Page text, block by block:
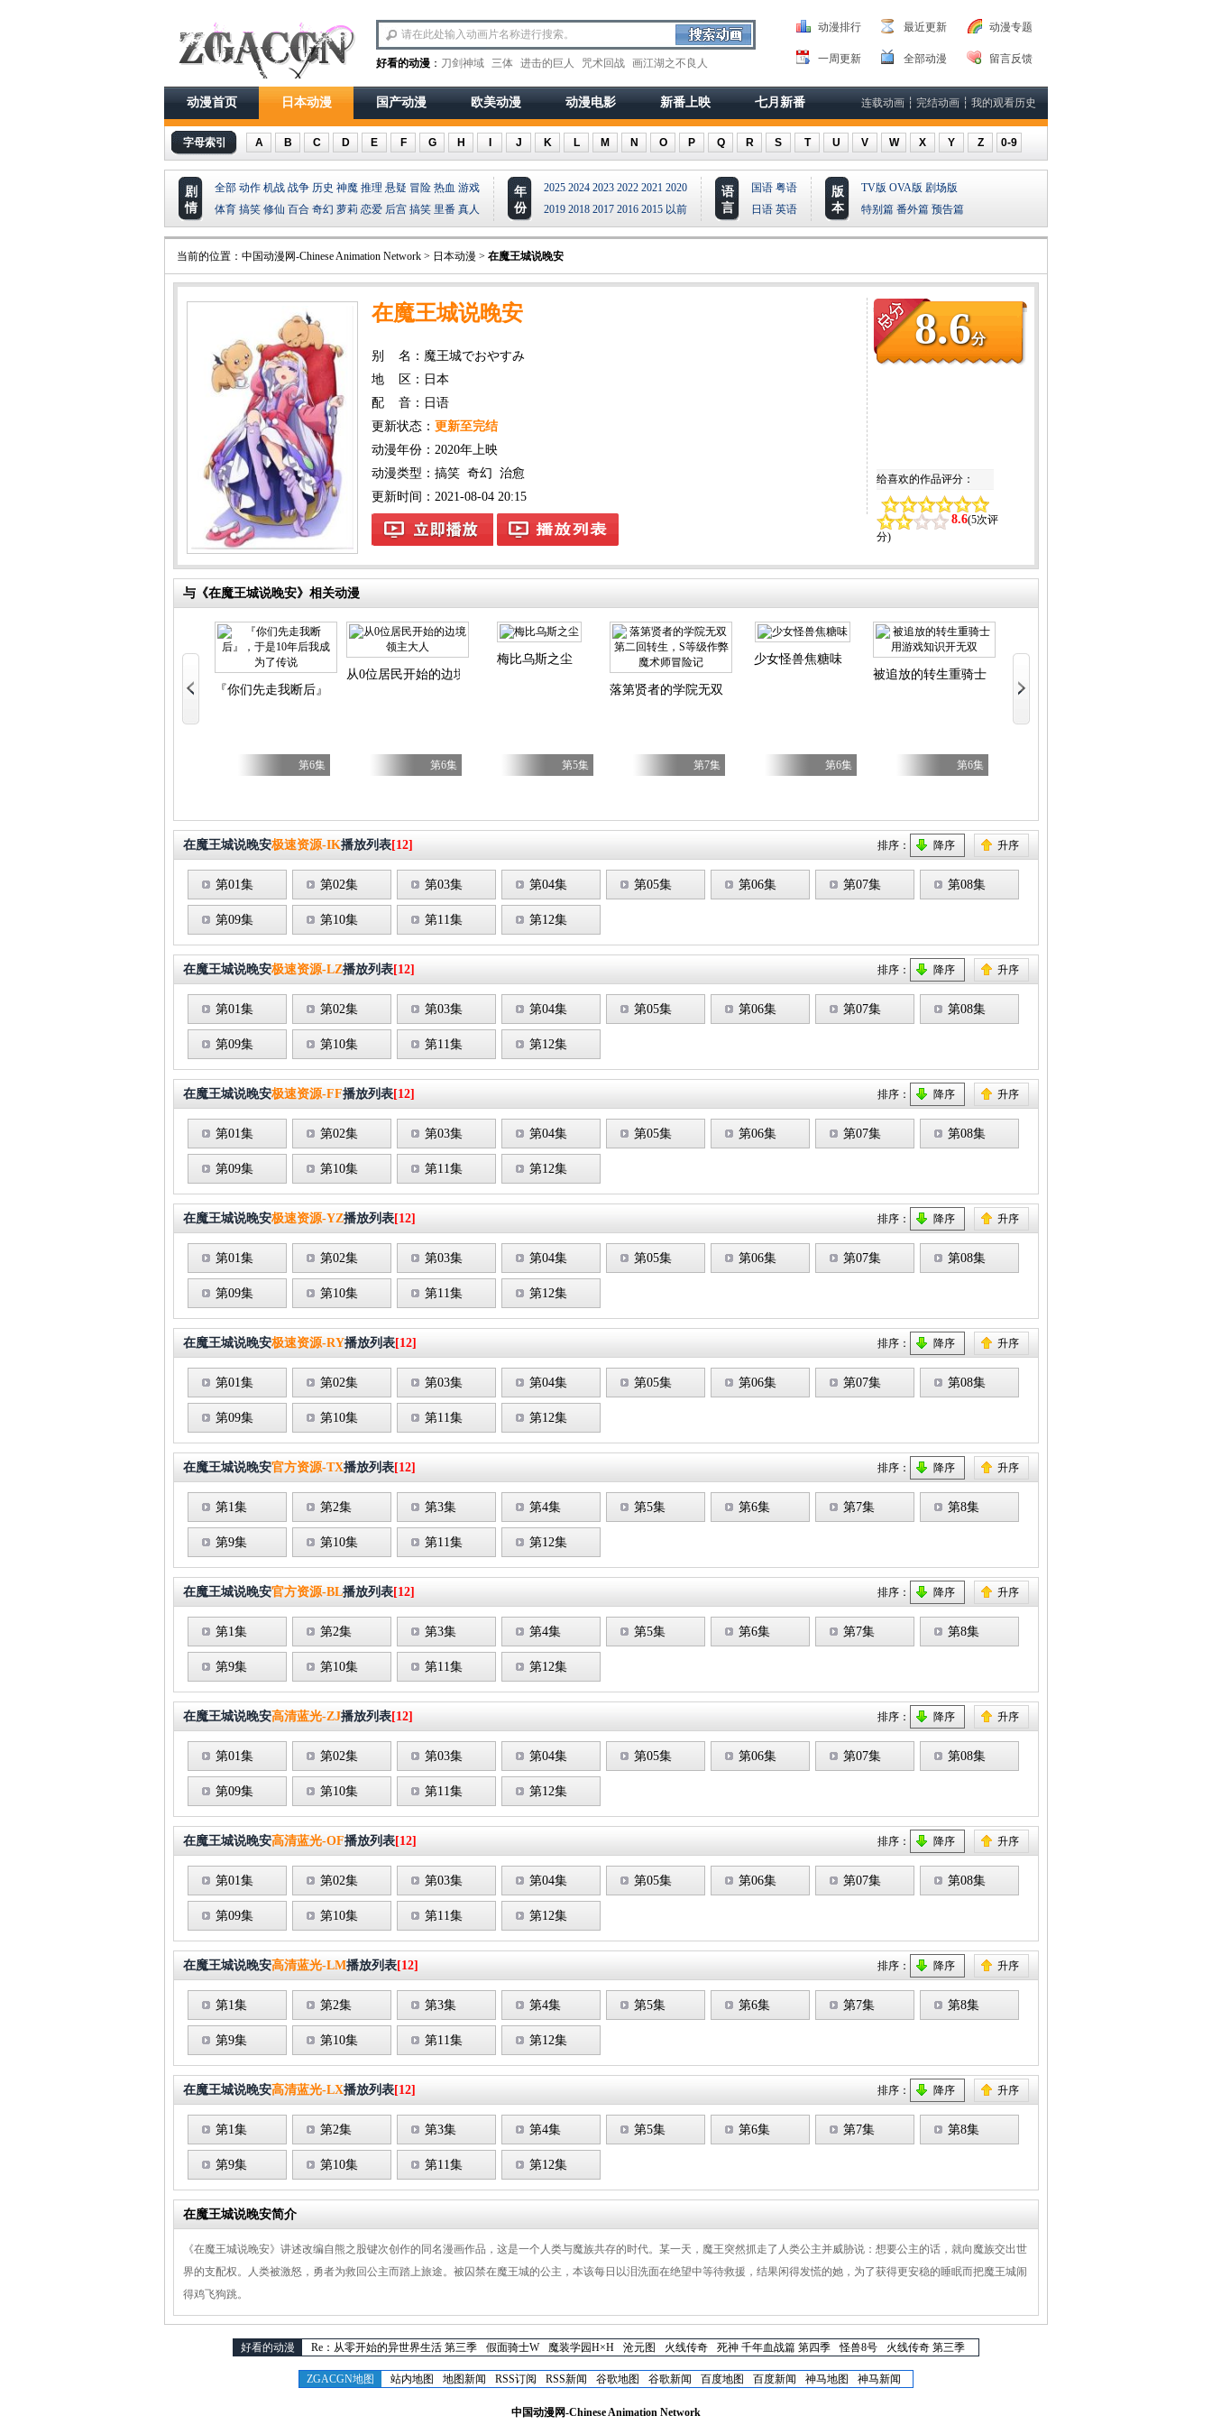
好看的动漫 ： 刀剑神域 三体 进击的巨人 咒术回战 画江湖之不良人
动漫排行 最近更新 动漫专题
一周更新 全部动漫 留言反馈
动漫首页 日本动漫 国产动漫 欧美动漫 动漫电影 新番上映 七月新番 连载动画 ┆ 完结动画 ┆ 我的观看历史
字母索引 A B C D E F G H J K L M N O P Q R S T U V W X Y Z 0-9
剧
情
全部 动作 机战 战争 历史 神魔 推理 悬疑 冒险 热血 游戏
体育 搞笑 修仙 百合 奇幻 萝莉 恋爱 后宫 搞笑 里番 真人
年
份
2025 2024 2023 2022 2021 2020
2019 2018 2017 2016 2015 以前
语
言
国语 粤语
日语 英语
版
本
TV版 OVA版 剧场版
特别篇 番外篇 预告篇
当前的位置： 中国动漫网-Chinese Animation Network > 日本动漫 > 在魔王城说晚安
8.6分
给喜欢的作品评分：
8.6(5次评
分)
在魔王城说晚安
别 名：魔王城でおやすみ
地 区：日本
配 音：日语
更新状态： 更新至完结
动漫年份： 2020年上映
动漫类型： 搞笑 奇幻 治愈
更新时间：2021-08-04 20:15
与《在魔王城说晚安》相关动漫
乙女游戏世界对路人角色很不友好 第二季
『你们先走我断后』，于是10年后我成为了传说
第6集
从0位居民开始的边境领主大人
第6集
梅比乌斯之尘
第5集
落第贤者的学院无双第二回转生，S等级作弊魔术师冒险记
第7集
少女怪兽焦糖味
第6集
被追放的转生重骑士用游戏知识开无双
第6集
在魔王城说晚安极速资源-IK播放列表[12] 排序： 降序 升序
第01集 第02集 第03集 第04集 第05集 第06集 第07集 第08集
第09集 第10集 第11集 第12集
在魔王城说晚安极速资源-LZ播放列表[12] 排序： 降序 升序
第01集 第02集 第03集 第04集 第05集 第06集 第07集 第08集
第09集 第10集 第11集 第12集
在魔王城说晚安极速资源-FF播放列表[12] 排序： 降序 升序
第01集 第02集 第03集 第04集 第05集 第06集 第07集 第08集
第09集 第10集 第11集 第12集
在魔王城说晚安极速资源-YZ播放列表[12] 排序： 降序 升序
第01集 第02集 第03集 第04集 第05集 第06集 第07集 第08集
第09集 第10集 第11集 第12集
在魔王城说晚安极速资源-RY播放列表[12] 排序： 降序 升序
第01集 第02集 第03集 第04集 第05集 第06集 第07集 第08集
第09集 第10集 第11集 第12集
在魔王城说晚安官方资源-TX播放列表[12] 排序： 降序 升序
第1集 第2集 第3集 第4集 第5集 第6集 第7集 第8集
第9集 第10集 第11集 第12集
在魔王城说晚安官方资源-BL播放列表[12] 排序： 降序 升序
第1集 第2集 第3集 第4集 第5集 第6集 第7集 第8集
第9集 第10集 第11集 第12集
在魔王城说晚安高清蓝光-ZJ播放列表[12] 排序： 降序 升序
第01集 第02集 第03集 第04集 第05集 第06集 第07集 第08集
第09集 第10集 第11集 第12集
在魔王城说晚安高清蓝光-OF播放列表[12] 排序： 降序 升序
第01集 第02集 第03集 第04集 第05集 第06集 第07集 第08集
第09集 第10集 第11集 第12集
在魔王城说晚安高清蓝光-LM播放列表[12] 排序： 降序 升序
第1集 第2集 第3集 第4集 第5集 第6集 第7集 第8集
第9集 第10集 第11集 第12集
在魔王城说晚安高清蓝光-LX播放列表[12] 排序： 降序 升序
第1集 第2集 第3集 第4集 第5集 第6集 第7集 第8集
第9集 第10集 第11集 第12集
在魔王城说晚安简介
《在魔王城说晚安》讲述改编自熊之股键次创作的同名漫画作品，这是一个人类与魔族共存的时代。某一天，魔王突然抓走了人类公主并威胁说：想要公主的话，就向魔族交出世
界的支配权。人类被激怒，勇者为救回公主而踏上旅途。被囚禁在魔王城的公主，本该每日以泪洗面在绝望中等待救援，结果闲得发慌的她，为了获得更安稳的睡眠而把魔王城闹
得鸡飞狗跳。
好看的动漫 Re：从零开始的异世界生活 第三季 假面骑士W 魔装学园H×H 沧元图 火线传奇 死神 千年血战篇 第四季 怪兽8号 火线传奇 第三季
ZGACGN地图 站内地图 地图新闻 RSS订阅 RSS新闻 谷歌地图 谷歌新闻 百度地图 百度新闻 神马地图 神马新闻
中国动漫网-Chinese Animation Network